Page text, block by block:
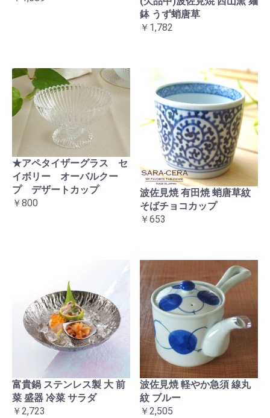
鉢 うず蛸唐草
￥1,782
★アペタイザーグラス セ
イボリー オーバルクー
プ デザートカップ
￥800
波佐見焼 有田焼 蛸唐草紋
そばチョコカップ
￥653
富貴鍋 ステンレス製 大 前
菜 盛器 冷菜 サラダ
￥2,723
波佐見焼 軽やか急須 線丸
紋 ブルー
￥2,505